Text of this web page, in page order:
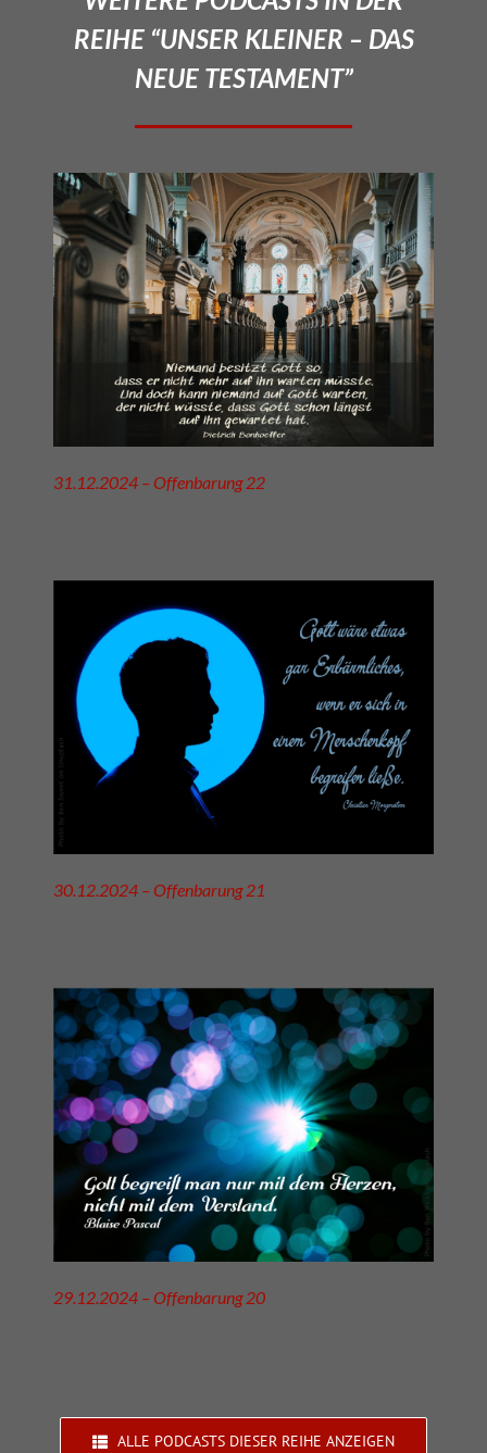
REIHE “UNSER KLEINER – DAS
NEUE TESTAMENT”
31.12.2024 – Offenbarung 22
30.12.2024 – Offenbarung 21
29.12.2024 – Offenbarung 20
ALLE PODCASTS DIESER REIHE ANZEIGEN